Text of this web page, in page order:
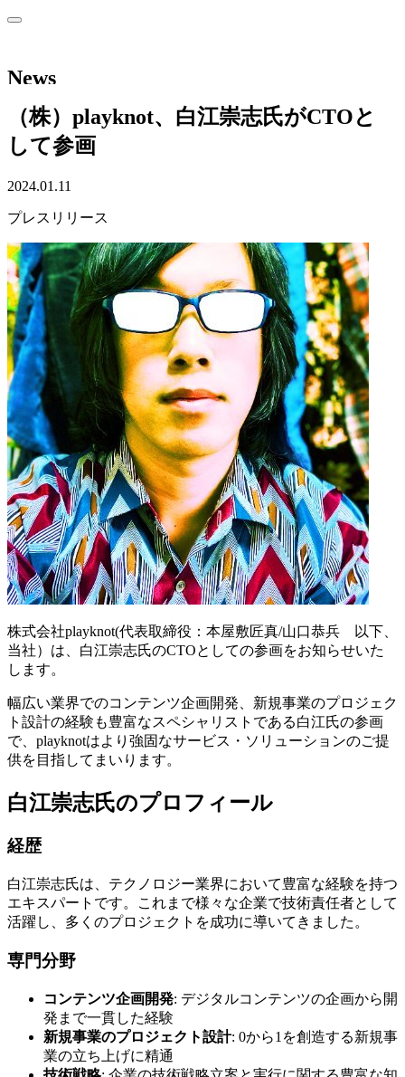
News
（株）playknot、白江崇志氏がCTOと
して参画
2024.01.11
プレスリリース
株式会社playknot(代表取締役：本屋敷匠真/山口恭兵 以下、
当社）は、白江崇志氏のCTOとしての参画をお知らせいた
します。
幅広い業界でのコンテンツ企画開発、新規事業のプロジェク
ト設計の経験も豊富なスペシャリストである白江氏の参画
で、playknotはより強固なサービス・ソリューションのご提
供を目指してまいります。
白江崇志氏のプロフィール
経歴
白江崇志氏は、テクノロジー業界において豊富な経験を持つ
エキスパートです。これまで様々な企業で技術責任者として
活躍し、多くのプロジェクトを成功に導いてきました。
専門分野
コンテンツ企画開発: デジタルコンテンツの企画から開
発まで一貫した経験
新規事業のプロジェクト設計: 0から1を創造する新規事
業の立ち上げに精通